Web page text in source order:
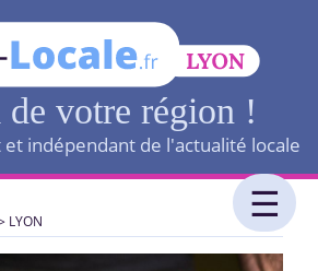
de votre région !
indépendant de l'actualité locale
LYON